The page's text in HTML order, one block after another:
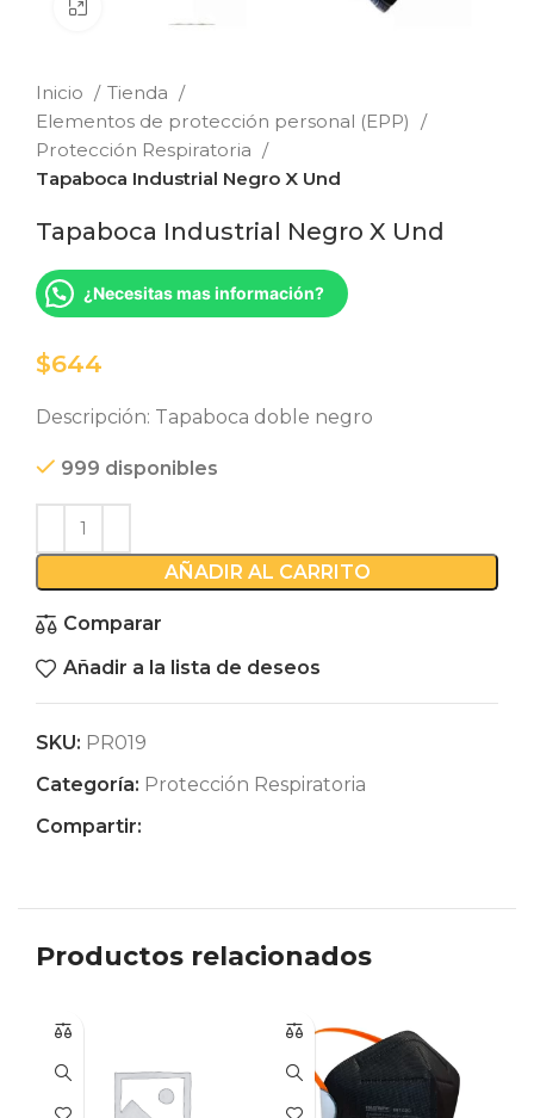
Inicio
Tienda
Elementos de protección personal (EPP)
Protección Respiratoria
Tapaboca Industrial Negro X Und
Tapaboca Industrial Negro X Und
¿Necesitas mas información?
$
Descripción: Tapaboca doble negro
999 disponibles
AÑADIR AL CARRITO
Comparar
Añadir a la lista de deseos
SKU: PR019
Categoría: Protección Respiratoria
Compartir:
Productos relacionados